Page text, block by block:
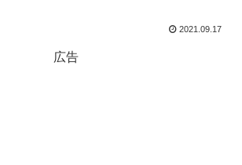
2021.09.17
広告